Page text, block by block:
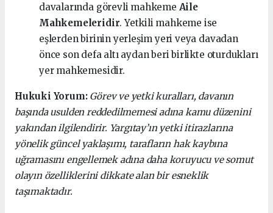
davalarında görevli mahkeme Aile
Mahkemeleridir. Yetkili mahkeme ise
eşlerden birinin yerleşim yeri veya davadan
önce son defa altı aydan beri birlikte oturdukları
yer mahkemesidir.
Hukuki Yorum: Görev ve yetki kuralları, davanın
başında usulden reddedilmemesi adına kamu düzenini
yakından ilgilendirir. Yargıtay’ın yetki itirazlarına
yönelik güncel yaklaşımı, tarafların hak kaybına
uğramasını engellemek adına daha koruyucu ve somut
olayın özelliklerini dikkate alan bir esneklik
taşımaktadır.